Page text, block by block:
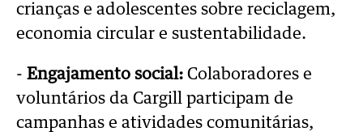
crianças e adolescentes sobre reciclagem,
economia circular e sustentabilidade.
- Engajamento social: Colaboradores e
voluntários da Cargill participam de
campanhas e atividades comunitárias,